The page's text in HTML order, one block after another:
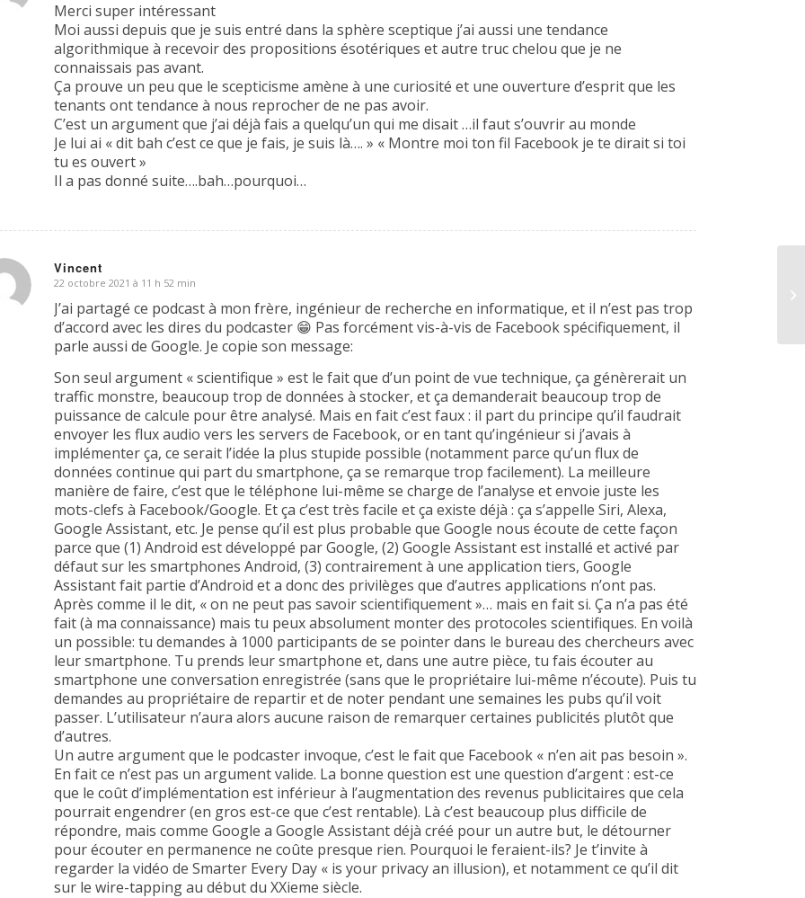
Merci super intéressant
Moi aussi depuis que je suis entré dans la sphère sceptique j’ai aussi une tendance
algorithmique à recevoir des propositions ésotériques et autre truc chelou que je ne
connaissais pas avant.
Ça prouve un peu que le scepticisme amène à une curiosité et une ouverture d’esprit que les
tenants ont tendance à nous reprocher de ne pas avoir.
C’est un argument que j’ai déjà fais a quelqu’un qui me disait …il faut s’ouvrir au monde
Je lui ai « dit bah c’est ce que je fais, je suis là…. » « Montre moi ton fil Facebook je te dirait si toi
tu es ouvert »
Il a pas donné suite….bah…pourquoi…
Vincent
dit
22 octobre 2021 à 11 h 52 min
J’ai partagé ce podcast à mon frère, ingénieur de recherche en informatique, et il n’est pas trop
d’accord avec les dires du podcaster 😁 Pas forcément vis-à-vis de Facebook spécifiquement, il
parle aussi de Google. Je copie son message:
Son seul argument « scientifique » est le fait que d’un point de vue technique, ça génèrerait un
traffic monstre, beaucoup trop de données à stocker, et ça demanderait beaucoup trop de
puissance de calcule pour être analysé. Mais en fait c’est faux : il part du principe qu’il faudrait
envoyer les flux audio vers les servers de Facebook, or en tant qu’ingénieur si j’avais à
implémenter ça, ce serait l’idée la plus stupide possible (notamment parce qu’un flux de
données continue qui part du smartphone, ça se remarque trop facilement). La meilleure
manière de faire, c’est que le téléphone lui-même se charge de l’analyse et envoie juste les
mots-clefs à Facebook/Google. Et ça c’est très facile et ça existe déjà : ça s’appelle Siri, Alexa,
Google Assistant, etc. Je pense qu’il est plus probable que Google nous écoute de cette façon
parce que (1) Android est développé par Google, (2) Google Assistant est installé et activé par
défaut sur les smartphones Android, (3) contrairement à une application tiers, Google
Assistant fait partie d’Android et a donc des privilèges que d’autres applications n’ont pas.
Après comme il le dit, « on ne peut pas savoir scientifiquement »… mais en fait si. Ça n’a pas été
fait (à ma connaissance) mais tu peux absolument monter des protocoles scientifiques. En voilà
un possible: tu demandes à 1000 participants de se pointer dans le bureau des chercheurs avec
leur smartphone. Tu prends leur smartphone et, dans une autre pièce, tu fais écouter au
smartphone une conversation enregistrée (sans que le propriétaire lui-même n’écoute). Puis tu
demandes au propriétaire de repartir et de noter pendant une semaines les pubs qu’il voit
passer. L’utilisateur n’aura alors aucune raison de remarquer certaines publicités plutôt que
d’autres.
Un autre argument que le podcaster invoque, c’est le fait que Facebook « n’en ait pas besoin ».
En fait ce n’est pas un argument valide. La bonne question est une question d’argent : est-ce
que le coût d’implémentation est inférieur à l’augmentation des revenus publicitaires que cela
pourrait engendrer (en gros est-ce que c’est rentable). Là c’est beaucoup plus difficile de
répondre, mais comme Google a Google Assistant déjà créé pour un autre but, le détourner
pour écouter en permanence ne coûte presque rien. Pourquoi le feraient-ils? Je t’invite à
regarder la vidéo de Smarter Every Day « is your privacy an illusion), et notamment ce qu’il dit
sur le wire-tapping au début du XXieme siècle.